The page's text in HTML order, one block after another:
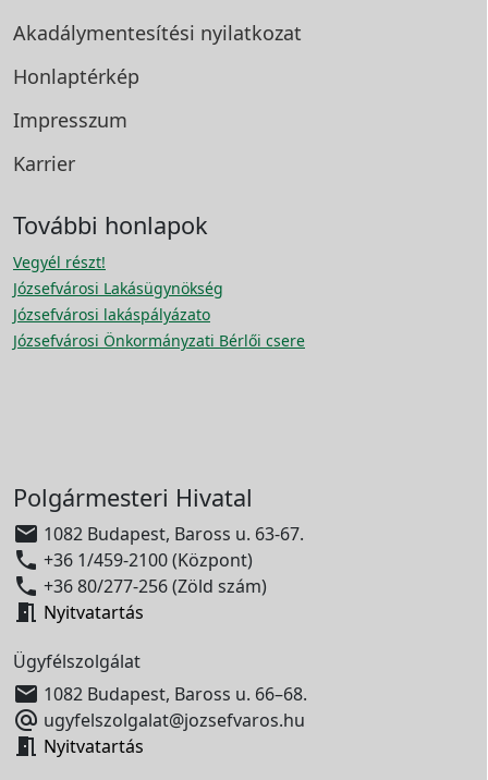
Akadálymentesítési nyilatkozat
Honlaptérkép
Impresszum
Karrier
További honlapok
Vegyél részt!
Józsefvárosi Lakásügynökség
Józsefvárosi lakáspályázato
Józsefvárosi Önkormányzati Bérlői csere
Polgármesteri Hivatal
 1082 Budapest, Baross u. 63-67.
 +36 1/459-2100 (Központ)
 +36 80/277-256 (Zöld szám)
 Nyitvatartás
Ügyfélszolgálat
 1082 Budapest, Baross u. 66–68.
 ugyfelszolgalat@jozsefvaros.hu
 Nyitvatartás